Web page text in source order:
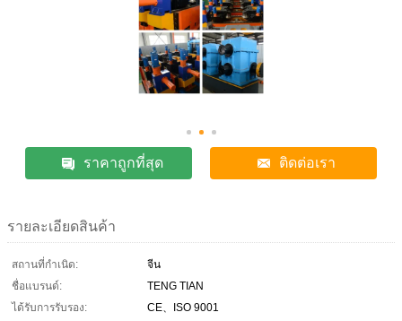
ราคาถูกที่สุด ติดต่อเรา
รายละเอียดสินค้า
สถานที่กำเนิด:
จีน
ชื่อแบรนด์:
TENG TIAN
ได้รับการรับรอง:
CE、ISO 9001